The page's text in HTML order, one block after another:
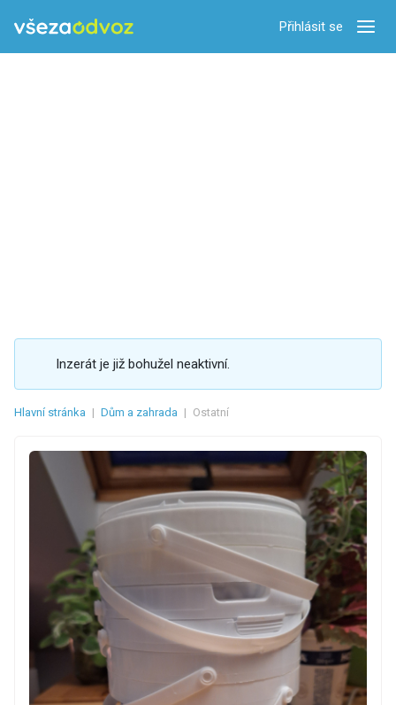
Přihlásit se
Inzerát je již bohužel neaktivní.
Hlavní stránka | Dům a zahrada | Ostatní